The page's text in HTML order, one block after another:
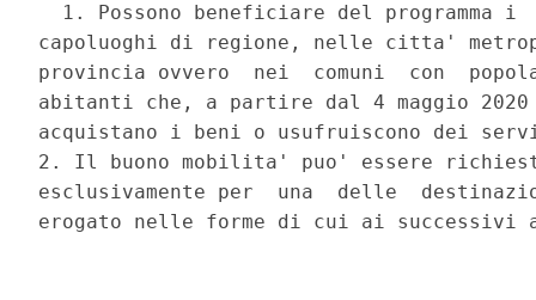
1. Possono beneficiare del programma i
capoluoghi di regione, nelle citta'
provincia ovvero  nei  comuni  con
abitanti che, a partire dal 4 maggio
acquistano i beni o usufruiscono dei
2. Il buono mobilita' puo' essere
esclusivamente per  una  delle